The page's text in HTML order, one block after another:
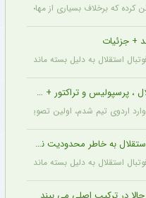
کرده که برخلاف بسیاری از مهاجمان
+ جزئیات
استقلال به دلیل بسته ماندن پنجره
و تراکتور + جزئیات
تیم شدم، اولین تصویری که در
خاطر محدودیت نقل‌وانتقالاتی
استقلال به دلیل بسته ماندن پنجره